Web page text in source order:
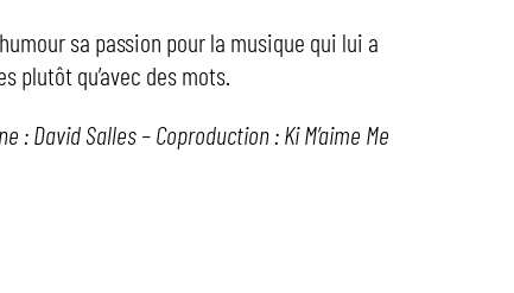
sa passion pour la musique qui lui a
plutôt qu’avec des mots.
: David Salles – Coproduction : Ki M’aime Me